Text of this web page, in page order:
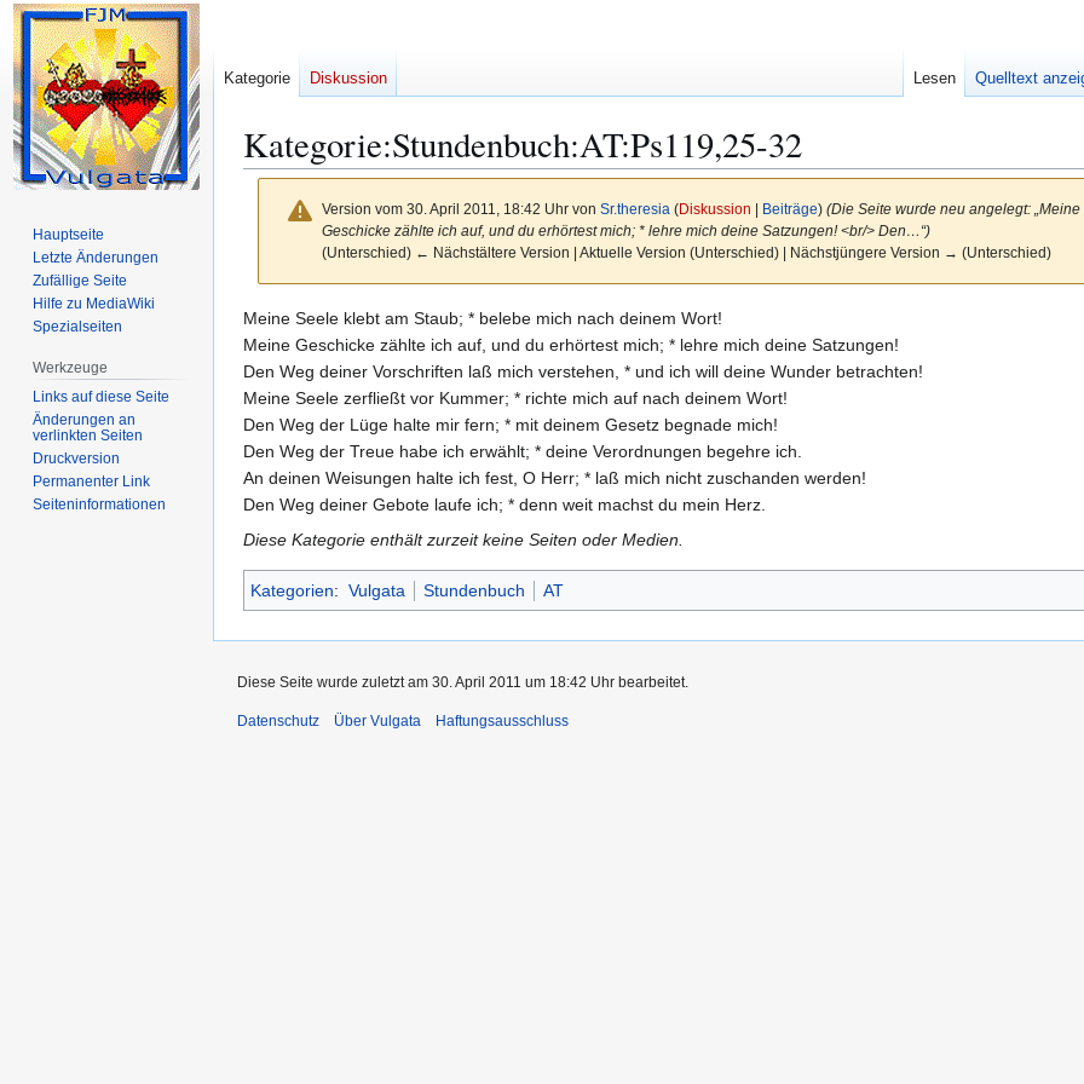
Kategorie:Stundenbuch:AT:Ps119,25-32
Version vom 30. April 2011, 18:42 Uhr von Sr.theresia (Diskussion Beiträge) (Die Seite wurde neu angelegt:
Geschicke zählte ich auf, und du erhörtest mich; * lehre mich deine Satzungen! <br/> Den…“)
(Unterschied) ← Nächstältere Version | Aktuelle Version (Unterschied) | Nächstjüngere Version → (Unterschied)
Zur
Navigation
springen
Zur
Suche
springen
Meine Seele klebt am Staub; * belebe mich nach deinem Wort!
Meine Geschicke zählte ich auf, und du erhörtest mich; * lehre mich deine Satzungen!
Den Weg deiner Vorschriften laß mich verstehen, * und ich will deine Wunder betrachten!
Meine Seele zerfließt vor Kummer; * richte mich auf nach deinem Wort!
Den Weg der Lüge halte mir fern; * mit deinem Gesetz begnade mich!
Den Weg der Treue habe ich erwählt; * deine Verordnungen begehre ich.
An deinen Weisungen halte ich fest, O Herr; * laß mich nicht zuschanden werden!
Den Weg deiner Gebote laufe ich; * denn weit machst du mein Herz.
Diese Kategorie enthält zurzeit keine Seiten oder Medien.
Kategorien: Vulgata Stundenbuch AT
Kategorie Diskussion Lesen Quelltext
Hauptseite
Letzte Änderungen
Zufällige Seite
Hilfe zu MediaWiki
Spezialseiten
Werkzeuge
Links auf diese Seite
Änderungen an
verlinkten Seiten
Druckversion
Permanenter Link
Seiten­­informationen
Diese Seite wurde zuletzt am 30. April 2011 um 18:42 Uhr bearbeitet.
Datenschutz Über Vulgata Haftungsausschluss